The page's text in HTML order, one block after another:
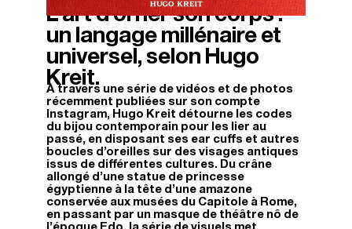
27/04/2026
L’art d’orner son corps :
un langage millénaire et
universel, selon Hugo
Kreit.
À travers une série de vidéos et de photos
récemment publiées sur son compte
Instagram, Hugo Kreit détourne les codes
du bijou contemporain pour les lier au
passé, en disposant ses ear cuffs et autres
boucles d’oreilles sur des visages antiques
issus de différentes cultures. Du crâne
allongé d’une statue de princesse
égyptienne à la tête d’une amazone
conservée aux musées du Capitole à Rome,
en passant par un masque de théâtre nô de
l’époque Edo, la série de visuels met